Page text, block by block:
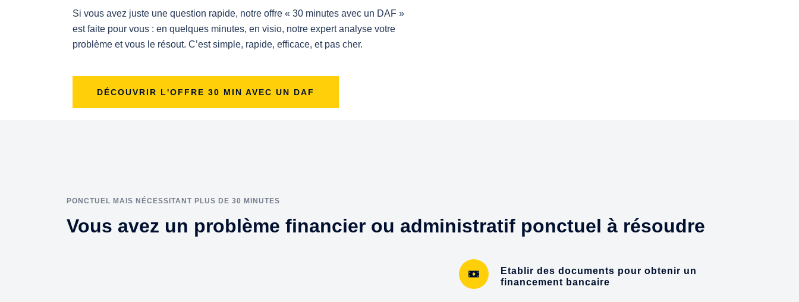
Si vous avez juste une question rapide, notre offre « 30 minutes avec un DAF »
est faite pour vous : en quelques minutes, en visio, notre expert analyse votre
problème et vous le résout. C’est simple, rapide, efficace, et pas cher.
DÉCOUVRIR L'OFFRE 30 MIN AVEC UN DAF
PONCTUEL MAIS NÉCESSITANT PLUS DE 30 MINUTES
Vous avez un problème financier ou administratif ponctuel à résoudre
Etablir des documents pour obtenir un
financement bancaire